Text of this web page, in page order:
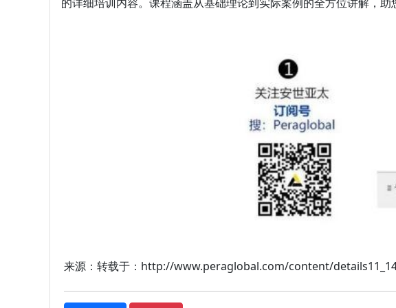
来源：转载于：http://www.peraglobal.com/content/